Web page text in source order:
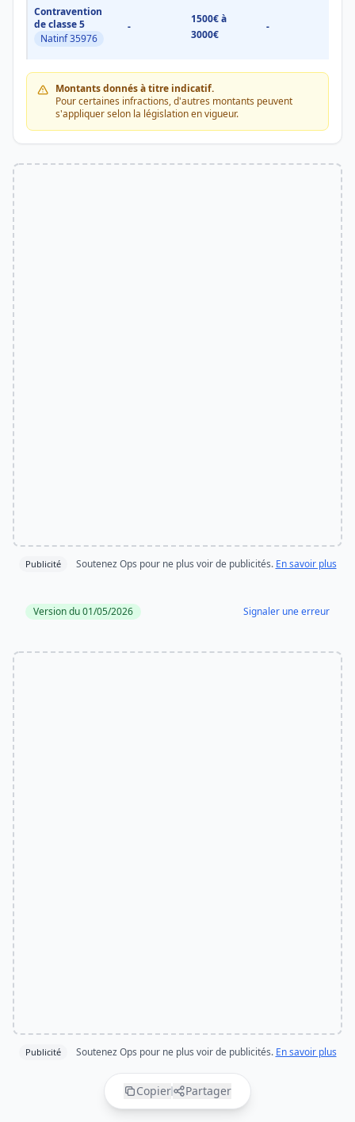
Contravention
de classe 5
Natinf 35976
-
1500€ à
3000€
-
Montants donnés à titre indicatif.
Pour certaines infractions, d'autres montants peuvent
s'appliquer selon la législation en vigueur.
Publicité Soutenez Ops pour ne plus voir de publicités. En savoir plus
Version du 01/05/2026 Signaler une erreur
Publicité Soutenez Ops pour ne plus voir de publicités. En savoir plus
Copier Partager